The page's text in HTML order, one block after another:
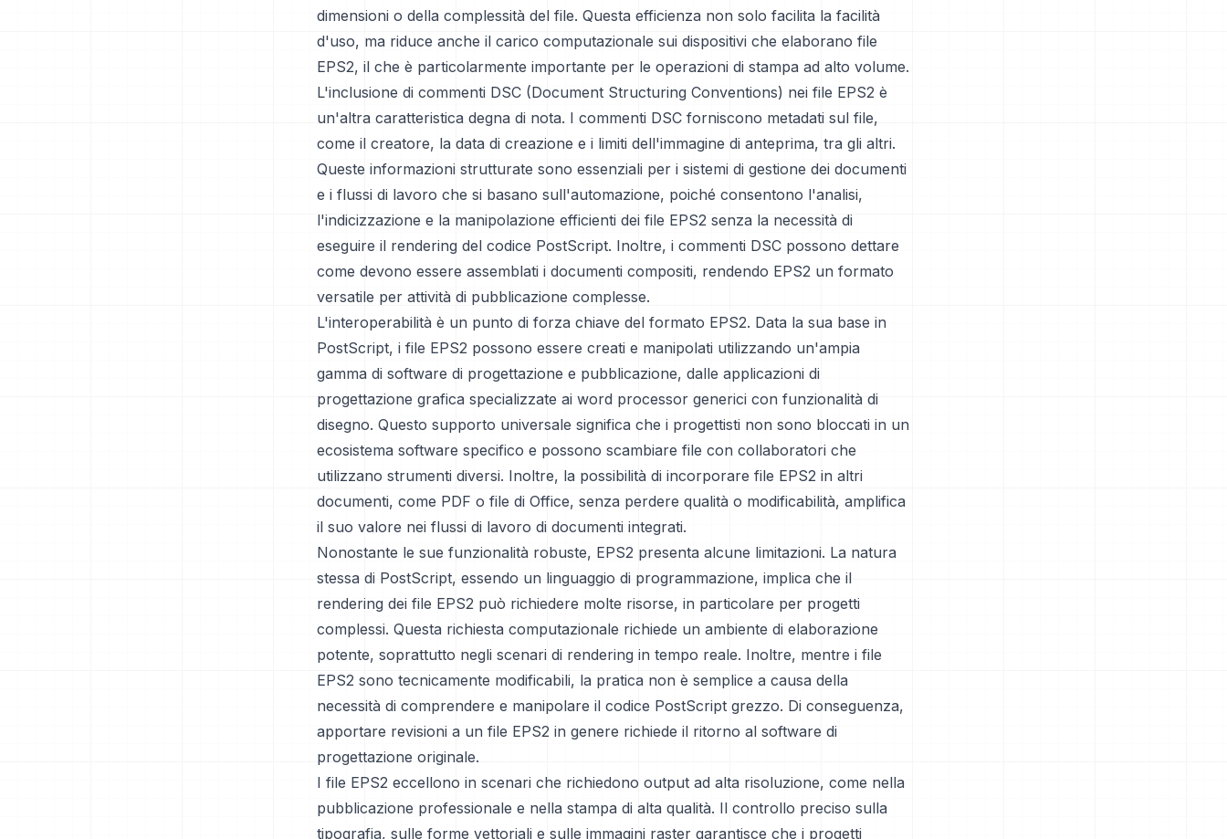
dimensioni o della complessità del file. Questa efficienza non solo facilita la facilità
d'uso, ma riduce anche il carico computazionale sui dispositivi che elaborano file
EPS2, il che è particolarmente importante per le operazioni di stampa ad alto volume.
L'inclusione di commenti DSC (Document Structuring Conventions) nei file EPS2 è
un'altra caratteristica degna di nota. I commenti DSC forniscono metadati sul file,
come il creatore, la data di creazione e i limiti dell'immagine di anteprima, tra gli altri.
Queste informazioni strutturate sono essenziali per i sistemi di gestione dei documenti
e i flussi di lavoro che si basano sull'automazione, poiché consentono l'analisi,
l'indicizzazione e la manipolazione efficienti dei file EPS2 senza la necessità di
eseguire il rendering del codice PostScript. Inoltre, i commenti DSC possono dettare
come devono essere assemblati i documenti compositi, rendendo EPS2 un formato
versatile per attività di pubblicazione complesse.
L'interoperabilità è un punto di forza chiave del formato EPS2. Data la sua base in
PostScript, i file EPS2 possono essere creati e manipolati utilizzando un'ampia
gamma di software di progettazione e pubblicazione, dalle applicazioni di
progettazione grafica specializzate ai word processor generici con funzionalità di
disegno. Questo supporto universale significa che i progettisti non sono bloccati in un
ecosistema software specifico e possono scambiare file con collaboratori che
utilizzano strumenti diversi. Inoltre, la possibilità di incorporare file EPS2 in altri
documenti, come PDF o file di Office, senza perdere qualità o modificabilità, amplifica
il suo valore nei flussi di lavoro di documenti integrati.
Nonostante le sue funzionalità robuste, EPS2 presenta alcune limitazioni. La natura
stessa di PostScript, essendo un linguaggio di programmazione, implica che il
rendering dei file EPS2 può richiedere molte risorse, in particolare per progetti
complessi. Questa richiesta computazionale richiede un ambiente di elaborazione
potente, soprattutto negli scenari di rendering in tempo reale. Inoltre, mentre i file
EPS2 sono tecnicamente modificabili, la pratica non è semplice a causa della
necessità di comprendere e manipolare il codice PostScript grezzo. Di conseguenza,
apportare revisioni a un file EPS2 in genere richiede il ritorno al software di
progettazione originale.
I file EPS2 eccellono in scenari che richiedono output ad alta risoluzione, come nella
pubblicazione professionale e nella stampa di alta qualità. Il controllo preciso sulla
tipografia, sulle forme vettoriali e sulle immagini raster garantisce che i progetti